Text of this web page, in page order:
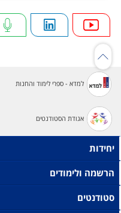
למדא - ספרי לימוד והחנות
אגודת הסטודנטים
יחידות
הרשמה ולימודים
סטודנטים